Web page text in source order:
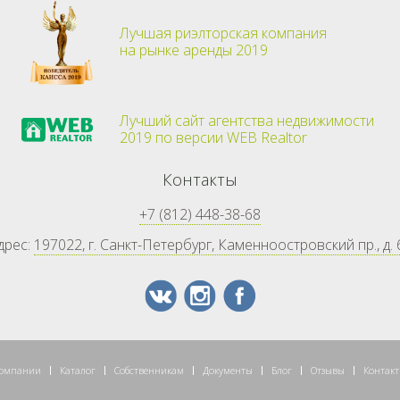
Лучшая риэлторская компания
на рынке аренды 2019
Лучший сайт агентства недвижимости
2019 по версии WEB Realtor
Контакты
+7 (812) 448-38-68
197022, г. Санкт-Петербург, Каменноостровский пр., д.
Каталог Собственникам Документы Блог Отзывы